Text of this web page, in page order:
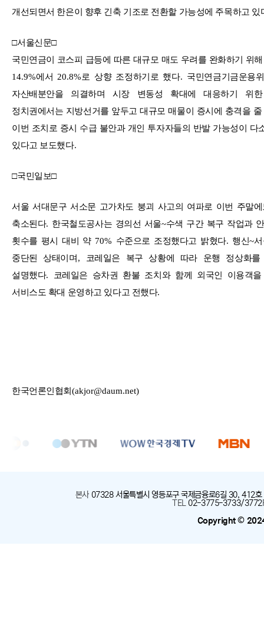
개선되면서 한은이 향후 긴축 기조로 전환할 가능성에 주목하고 있
□서울신문□
국민연금이 코스피 급등에 따른 대규모 매도 우려를 완화하기 위
14.9%에서 20.8%로 상향 조정하기로 했다. 국민연금기금운용
자산배분안을 의결하며 시장 변동성 확대에 대응하기 위
정치권에서는 지방선거를 앞두고 대규모 매물이 증시에 충격을
이번 조치로 증시 수급 불안과 개인 투자자들의 반발 가능성이 다
있다고 보도했다.
□국민일보□
서울 서대문구 서소문 고가차도 붕괴 사고의 여파로 이번 주말
축소된다. 한국철도공사는 경의선 서울~수색 구간 복구 작업과
횟수를 평시 대비 약 70% 수준으로 조정했다고 밝혔다. 행신~
중단된 상태이며 ,
코레일은 복구 상황에 따라 운행 정상화를
설명했다.
코레일은 승차권 환불 조치와 함께 외국인 이용객
서비스도 확대 운영하고 있다고 전했다.
한국언론인협회 (akjor@daum.net)
본사 07328 서울특별시 영등포구 국제금융로6길 30, 412호
TEL
:02-3775-3733/3772
Copyright © 2024